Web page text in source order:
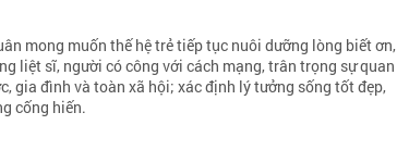
mong muốn thế hệ trẻ tiếp tục nuôi dưỡng lòng biết ơn,
liệt sĩ, người có công với cách mạng, trân trọng sự quan
gia đình và toàn xã hội; xác định lý tưởng sống tốt đẹp,
cống hiến.